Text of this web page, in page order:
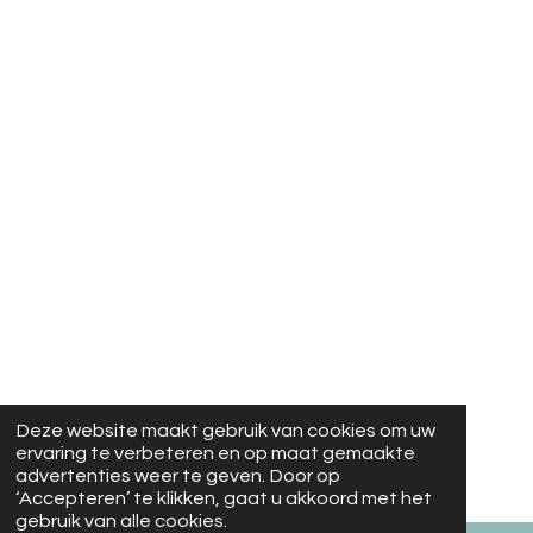
Deze website maakt gebruik van cookies om uw
ervaring te verbeteren en op maat gemaakte
advertenties weer te geven. Door op
‘Accepteren’ te klikken, gaat u akkoord met het
gebruik van alle cookies.